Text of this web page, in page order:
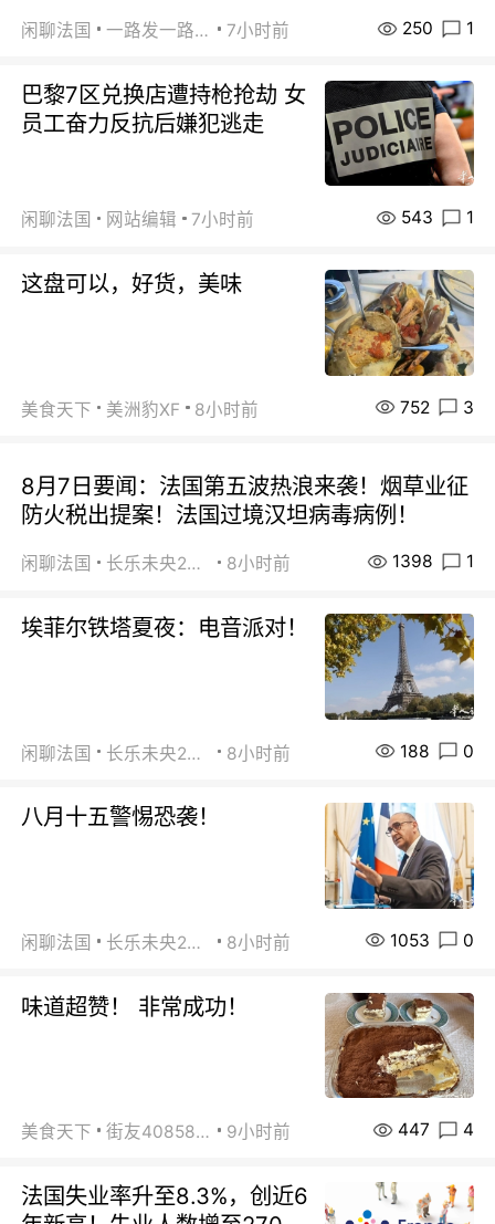
闲聊法国 一路发一路发 7小时前 250 1
巴黎7区兑换店遭持枪抢劫 女
员工奋力反抗后嫌犯逃走
闲聊法国 网站编辑 7小时前 543 1
这盘可以，好货，美味
美食天下 美洲豹XF 8小时前 752 3
8月7日要闻：法国第五波热浪来袭！烟草业征
防火税出提案！法国过境汉坦病毒病例！
闲聊法国 长乐未央2015 8小时前 1398 1
埃菲尔铁塔夏夜：电音派对！
闲聊法国 长乐未央2015 8小时前 188 0
八月十五警惕恐袭！
闲聊法国 长乐未央2015 8小时前 1053 0
味道超赞！ 非常成功！
美食天下 街友40858442 9小时前 447 4
法国失业率升至8.3%，创近6